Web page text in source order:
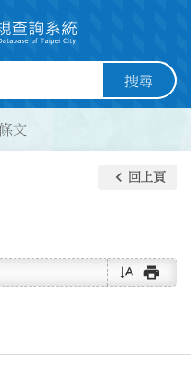
搜尋
文
keyboard_arrow_left 回上頁
text_rotate_vertical print